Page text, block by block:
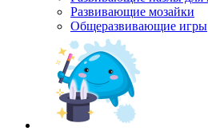
Развивающие мозайки
Общеразвивающие игры